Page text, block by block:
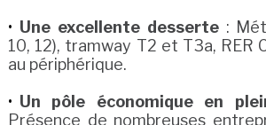
Une excellente desserte:
10, 12), tramway T2 et T3a, RER
au périphérique.
Un pôle économique en
Présence de nombreuses